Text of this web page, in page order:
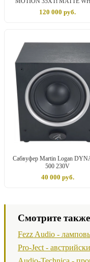
120 000 руб.
Сабвуфер Martin Logan
500 230V
40 000 руб.
Смотрите также
Fezz Audio -
Pro-Ject -